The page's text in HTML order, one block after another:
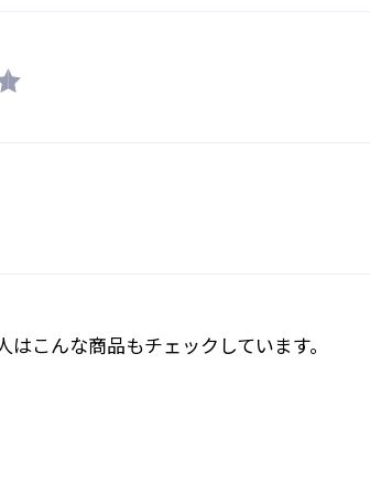
はこんな商品もチェックしています。